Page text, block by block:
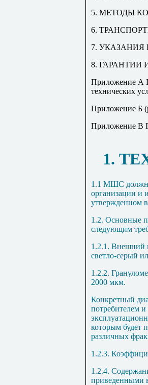
5. МЕТОДЫ
6.
7.
8. ГАРАНТИИ
Приложение А
технических
Приложение Б
Приложение В
1.
1.1 МШС должны
организации и
утвержденном
1.2. Основные
следующим
1.2.1. Внешний
светло-серый
1.2.2.
2000 мкм.
Конкретный
потребителем
которым будет
различных
1.2.3.
1.2.4.
приведенными